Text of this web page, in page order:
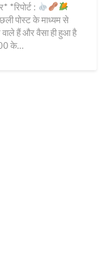
*रिपोर्ट :
पोस्ट के माध्यम से
हैं और वैसा ही हुआ है
के…